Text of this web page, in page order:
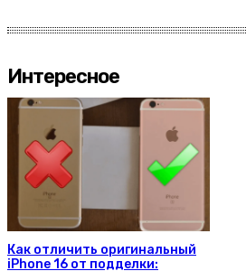
Интересное
Как отличить оригинальный
iPhone 16 от подделки: